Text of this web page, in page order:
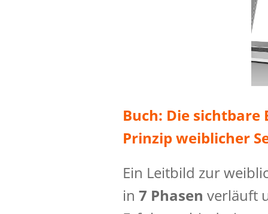
Buch: Die sichtbare
Prinzip weiblicher
Ein Leitbild zur
in 7 Phasen verläuft